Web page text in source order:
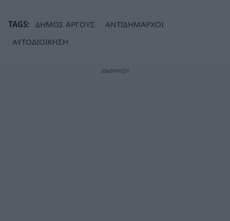
TAGS: ΔΗΜΟΣ ΑΡΓΟΥΣ
ΑΝΤΙΔΗΜΑΡΧΟΙ
ΑΥΤΟΔΙΟΙΚΗΣΗ